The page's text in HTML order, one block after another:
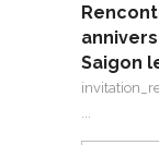
Saigon